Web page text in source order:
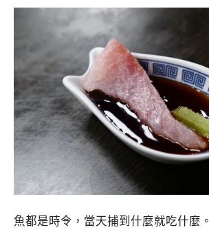
魚都是時令，當天捕到什麼就吃什麼。